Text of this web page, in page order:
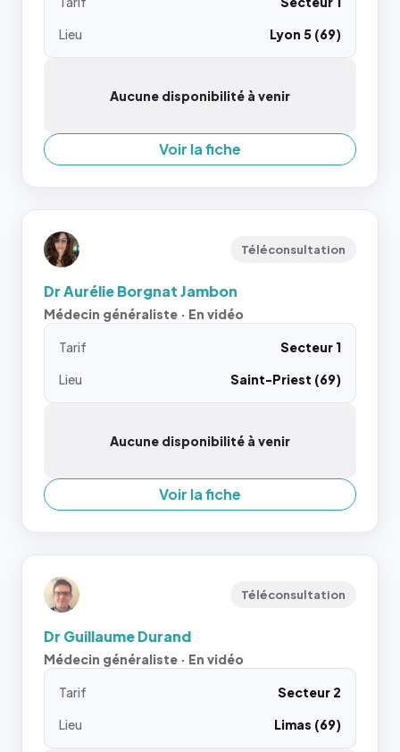
Lieu
Lyon 5 (69)
Aucune disponibilité à venir
Voir la fiche
Téléconsultation
Dr Aurélie Borgnat Jambon
Médecin généraliste · En vidéo
Tarif
Secteur 1
Lieu
Saint-Priest (69)
Aucune disponibilité à venir
Voir la fiche
Téléconsultation
Dr Guillaume Durand
Médecin généraliste · En vidéo
Tarif
Secteur 2
Lieu
Limas (69)